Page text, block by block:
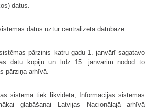
datus.
datus uztur centralizētā datubāzē.
pārzinis katru gadu 1. janvārī sagatavo
datu kopiju un līdz 15. janvārim nodod to
pārziņa arhīvā.
sistēma tiek likvidēta, Informācijas sistēmas
glabāšanai Latvijas Nacionālajā arhīvā